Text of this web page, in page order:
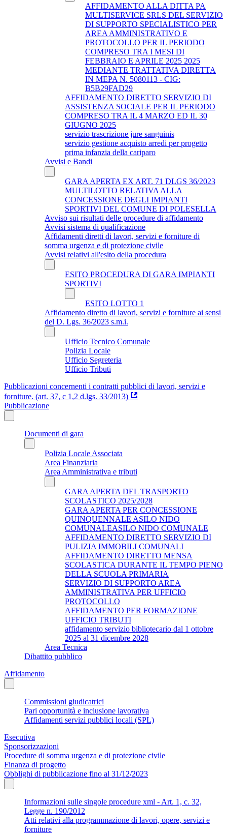
AFFIDAMENTO ALLA DITTA PA
MULTISERVICE SRLS DEL SERVIZIO
DI SUPPORTO SPECIALISTICO PER
AREA AMMINISTRATIVO E
PROTOCOLLO PER IL PERIODO
COMPRESO TRA I MESI DI
FEBBRAIO E APRILE 2025 2025
MEDIANTE TRATTATIVA DIRETTA
IN MEPA N. 5080113 - CIG:
B5B29FAD29
AFFIDAMENTO DIRETTO SERVIZIO DI
ASSISTENZA SOCIALE PER IL PERIODO
COMPRESO TRA IL 4 MARZO ED IL 30
GIUGNO 2025
servizio trascrizione jure sanguinis
servizio gestione acquisto arredi per progetto
prima infanzia della cariparo
Avvisi e Bandi
GARA APERTA EX ART. 71 DLGS 36/2023
MULTILOTTO RELATIVA ALLA
CONCESSIONE DEGLI IMPIANTI
SPORTIVI DEL COMUNE DI POLESELLA
Avviso sui risultati delle procedure di affidamento
Avvisi sistema di qualificazione
Affidamenti diretti di lavori, servizi e forniture di
somma urgenza e di protezione civile
Avvisi relativi all'esito della procedura
ESITO PROCEDURA DI GARA IMPIANTI
SPORTIVI
ESITO LOTTO 1
Affidamento diretto di lavori, servizi e forniture ai sensi
del D. Lgs. 36/2023 s.m.i.
Ufficio Tecnico Comunale
Polizia Locale
Ufficio Segreteria
Ufficio Tributi
Pubblicazioni concernenti i contratti pubblici di lavori, servizi e
forniture. (art. 37, c 1,2 d.lgs. 33/2013)
Pubblicazione
Documenti di gara
Polizia Locale Associata
Area Finanziaria
Area Amministrativa e tributi
GARA APERTA DEL TRASPORTO
SCOLASTICO 2025/2028
GARA APERTA PER CONCESSIONE
QUINQUENNALE ASILO NIDO
COMUNALEASILO NIDO COMUNALE
AFFIDAMENTO DIRETTO SERVIZIO DI
PULIZIA IMMOBILI COMUNALI
AFFIDAMENTO DIRETTO MENSA
SCOLASTICA DURANTE IL TEMPO PIENO
DELLA SCUOLA PRIMARIA
SERVIZIO DI SUPPORTO AREA
AMMINISTRATIVA PER UFFICIO
PROTOCOLLO
AFFIDAMENTO PER FORMAZIONE
UFFICIO TRIBUTI
affidamento servizio bibliotecario dal 1 ottobre
2025 al 31 dicembre 2028
Area Tecnica
Dibattito pubblico
Affidamento
Commissioni giudicatrici
Pari opportunità e inclusione lavorativa
Affidamenti servizi pubblici locali (SPL)
Esecutiva
Sponsorizzazioni
Procedure di somma urgenza e di protezione civile
Finanza di progetto
Obblighi di pubblicazione fino al 31/12/2023
Informazioni sulle singole procedure xml - Art. 1, c. 32,
Legge n. 190/2012
Atti relativi alla programmazione di lavori, opere, servizi e
forniture